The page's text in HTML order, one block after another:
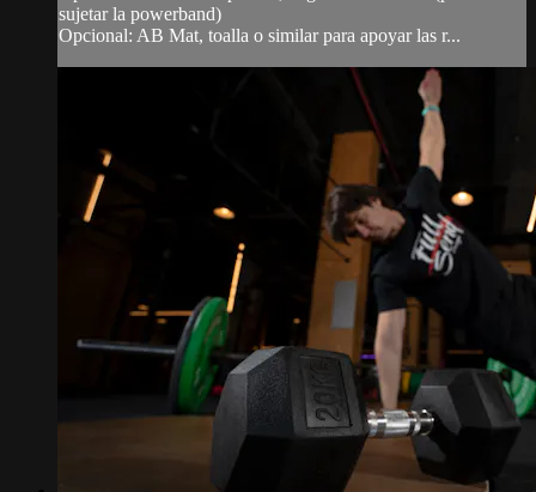
sujetar la powerband)
Opcional: AB Mat, toalla o similar para apoyar las r...